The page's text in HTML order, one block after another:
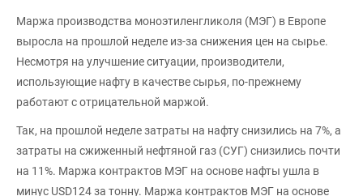
Маржа производства моноэтиленгликоля (МЭГ) в Европе
выросла на прошлой неделе из-за снижения цен на сырье.
Несмотря на улучшение ситуации, производители,
использующие нафту в качестве сырья, по-прежнему
работают с отрицательной маржой.
Так, на прошлой неделе затраты на нафту снизились на 7%, а
затраты на сжиженный нефтяной газ (СУГ) снизились почти
на 11%. Маржа контрактов МЭГ на основе нафты ушла в
минус USD124 за тонну. Маржа контрактов МЭГ на основе